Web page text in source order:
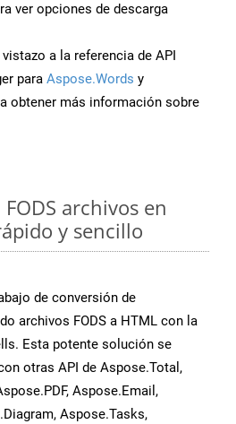
ver opciones de descarga
a la referencia de API
para Aspose.Words y
obtener más información sobre
archivos en
y sencillo
de conversión de
archivos FODS a HTML con la
Esta potente solución se
otras API de Aspose.Total,
Aspose.Email,
Aspose.Tasks,